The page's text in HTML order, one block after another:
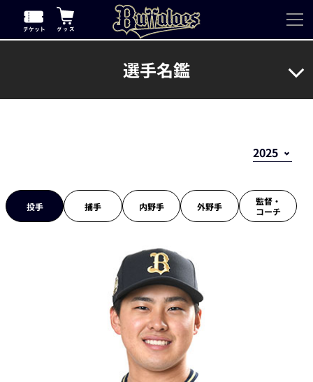
選手名鑑
投手 捕手 内野手 外野手
監督・
コーチ